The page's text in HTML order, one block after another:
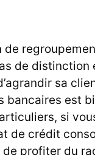
de distinction
sa
bancaires est
si
de crédit
profiter du